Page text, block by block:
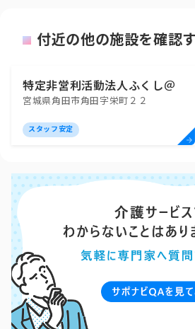
付近の他の施設を確認
特定非営利活動法人ふくし＠
ＪＭＩ
宮城県角田市角田字栄町２２
スタッフ安定